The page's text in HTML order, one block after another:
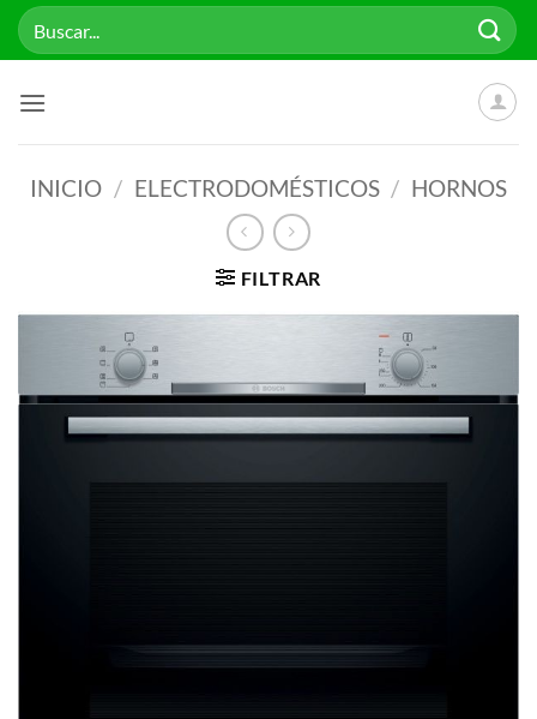
Saltar
Buscar
por:
INICIO / ELECTRODOMÉSTICOS / HORNOS
FILTRAR